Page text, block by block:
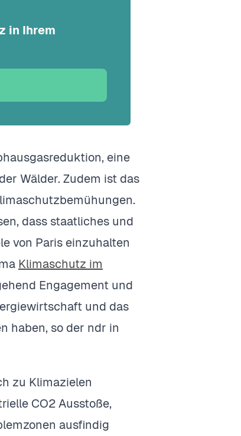
in Ihrem
eine
Wälder. Zudem ist das
dass staatliches und
von Paris einzuhalten
Klimaschutz im
Engagement und
und das
haben, so der ndr in
zu Klimazielen
CO2 Ausstoße,
ausfindig